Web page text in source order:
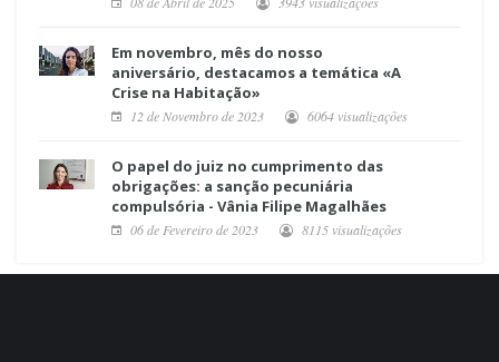
Em novembro, mês do nosso
aniversário, destacamos a temática «A
Crise na Habitação»
12 de Novembro de 2023 6064 visualizações
O papel do juiz no cumprimento das
obrigações: a sanção pecuniária
compulsória - Vânia Filipe Magalhães
06 de Fevereiro de 2023 8115 visualizações